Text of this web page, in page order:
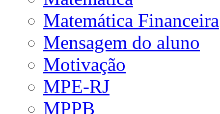
Matemática Financeira
Mensagem do aluno
Motivação
MPE-RJ
MPPB